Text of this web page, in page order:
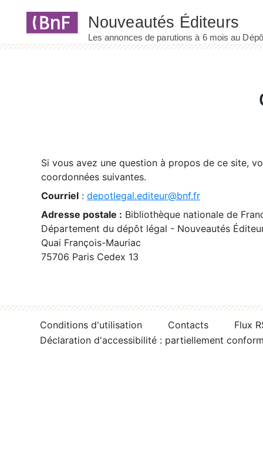
Si vous avez une question à propos de ce site,
coordonnées suivantes.
Courriel : depotlegal.editeur@bnf.fr
Adresse postale : Bibliothèque nationale de
Département du dépôt légal - Nouveautés
Quai François-Mauriac
75706 Paris Cedex 13
Conditions d'utilisation Contacts
Flux
Déclaration d'accessibilité : partiellement